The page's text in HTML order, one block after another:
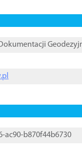
ac90-b870f44b6730